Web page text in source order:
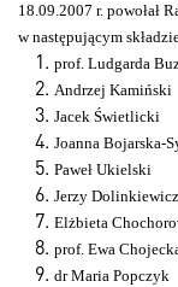
18.09.2007 r. powołał
w następującym
prof. Ludgarda
Andrzej Kamiński
Jacek Świetlicki
Joanna Bojarska-
Paweł Ukielski
Jerzy Dolinkiewicz
Elżbieta
prof. Ewa
dr Maria Popczyk